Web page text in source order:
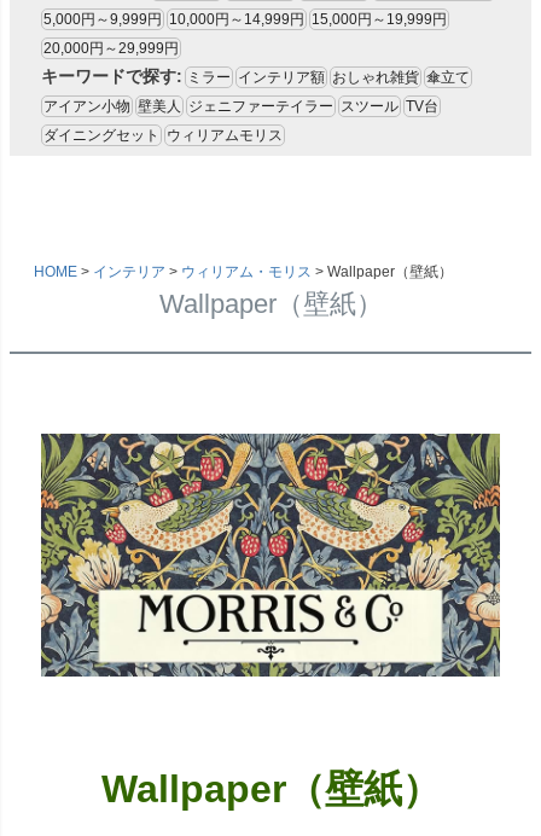
5,000円～9,999円
10,000円～14,999円
15,000円～19,999円
20,000円～29,999円
キーワードで探す: ミラー インテリア額 おしゃれ雑貨 傘立て
アイアン小物 壁美人 ジェニファーテイラー スツール TV台
ダイニングセット
ウィリアムモリス
HOME インテリア ウィリアム・モリス Wallpaper（壁紙）
Wallpaper（壁紙）
Wallpaper（壁紙）